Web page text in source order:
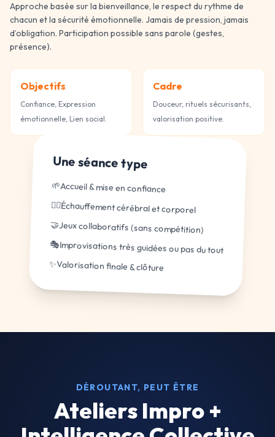
Approche basée sur la bienveillance, le respect du rythme de
chacun et la sécurité émotionnelle. Jamais de pression, jamais
d’obligation. Participation possible sans parole (gestes,
présence).
Objectifs
Confiance, Expression
émotionnelle, Lien social.
Cadre
Douceur, rituels sécurisants,
valorisation positive.
Une séance type
🌱Accueil & mise en confiance
💆‍♂️Échauffement cérébral et corporel
🤝Jeux collaboratifs (sans compétition)
🎭Improvisations très guidées ou pas du tout
✨Valorisation finale & clôture
DÉROUTANT, PEUT ÊTRE
Ateliers Impro +